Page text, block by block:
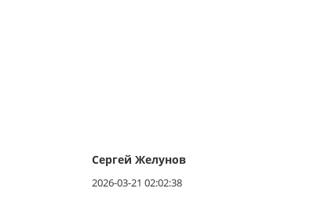
Сергей Желунов
2026-03-21 02:02:38